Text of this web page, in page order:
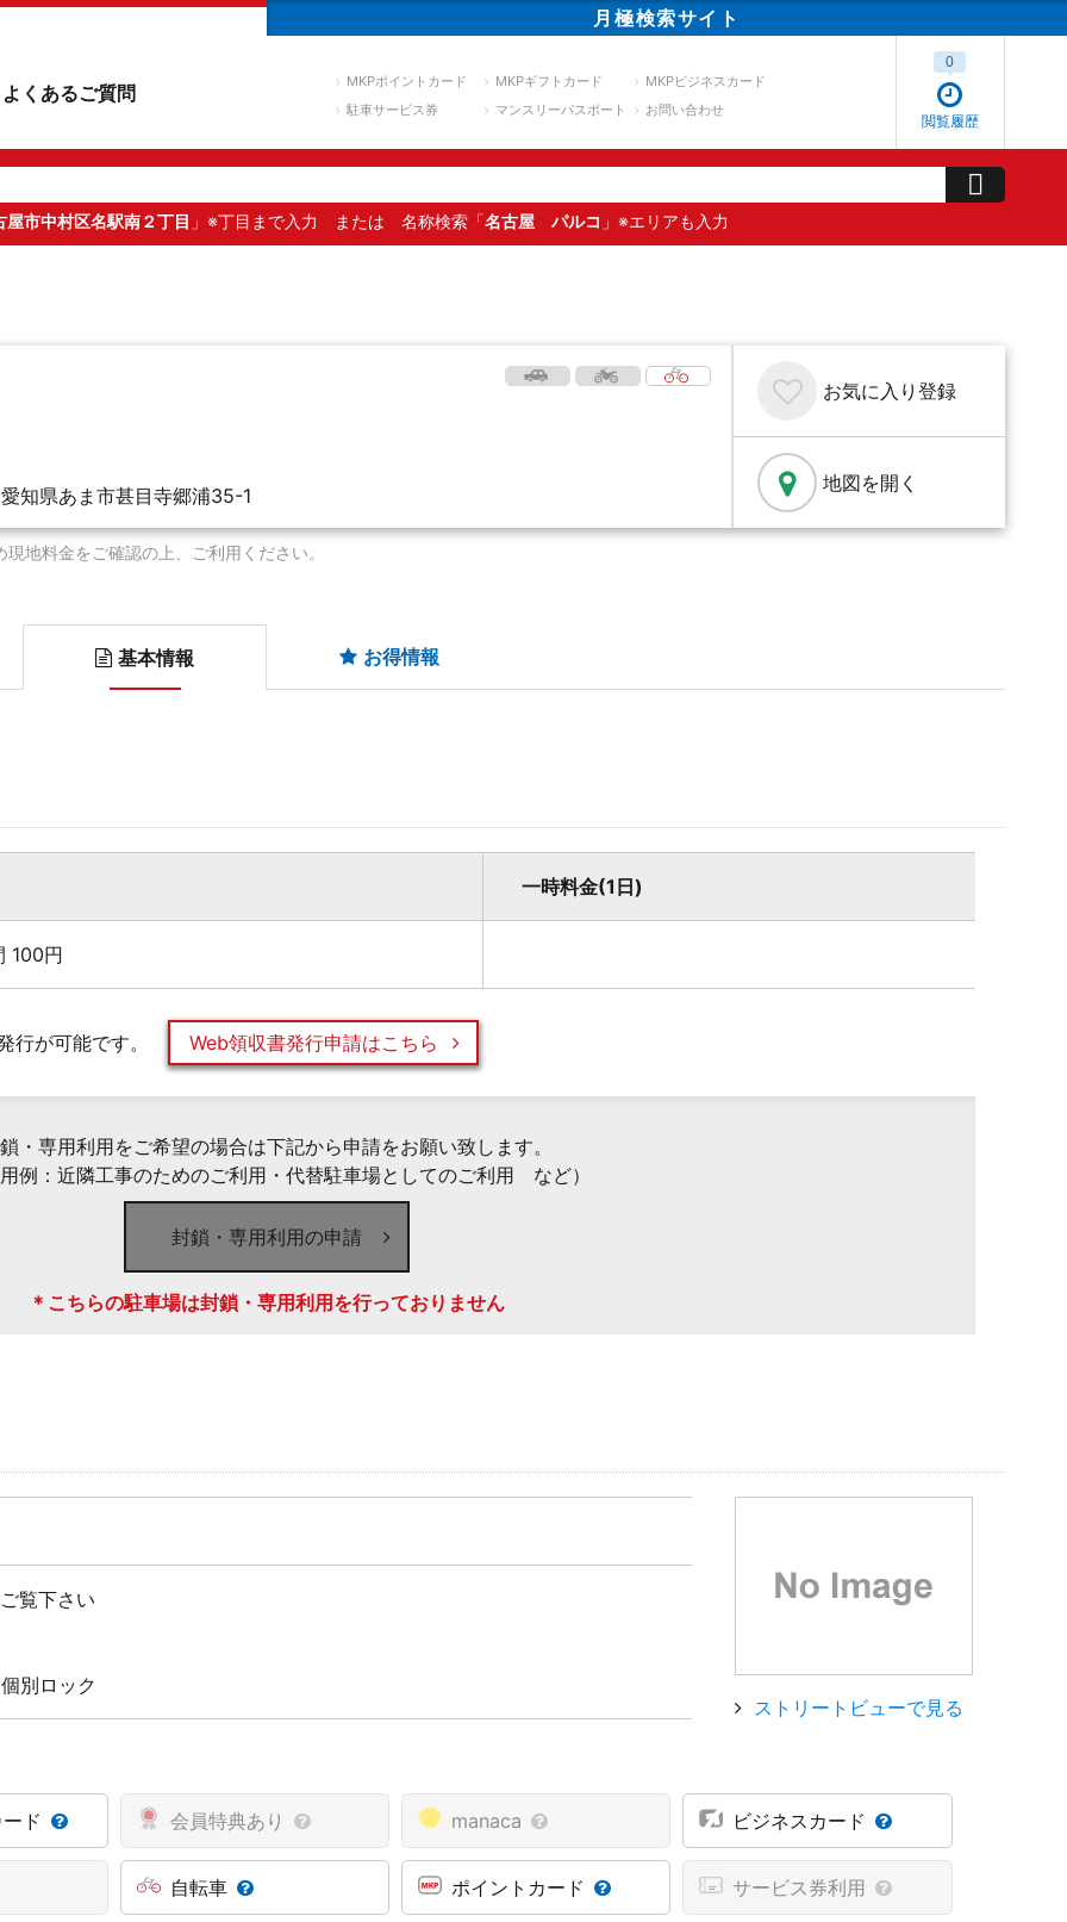
月極検索サイト
よくあるご質問 MKPポイントカード MKPギフトカード
MKPビジネスカード
駐車サービス券
マンスリーパスポート お問い合わせ
閲覧履歴
0
屋市中村区名駅南２丁目 」※丁目まで入力 または 名称検索「名古屋 パルコ 」※エリアも入力
愛知県あま市甚目寺郷浦35-1
お気に入り 登録
地図を開く
地料金をご確認の上、ご利用ください。
基本情報 お得情報
一時料金(1日)
100円
行が可能です。 Web領収書発行申請はこちら
・専用利用をご希望の場合は下記から申請をお願い致します。
例：近隣工事のためのご利用・代替駐車場としてのご利用 など）
封鎖・専用利用の申請
＊こちらの駐車場は封鎖・専用利用を行っておりません
覧下さい
別ロック
ストリートビューで見る
ド 会員特典あり manaca ビジネスカード
自転車 ポイントカード サービス券利用